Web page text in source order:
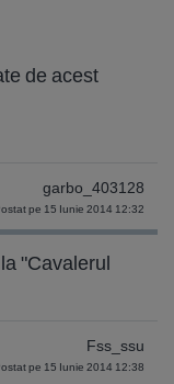
de acest
garbo_403128
pe 15 Iunie 2014 12:32
"Cavalerul
Fss_ssu
pe 15 Iunie 2014 12:38